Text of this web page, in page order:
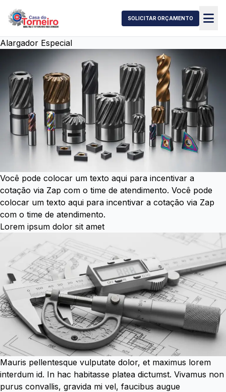
SOLICITAR ORÇAMENTO
Alargador Especial
Você pode colocar um texto aqui para incentivar a
cotação via Zap com o time de atendimento. Você pode
colocar um texto aqui para incentivar a cotação via Zap
com o time de atendimento.
Lorem ipsum dolor sit amet
Mauris pellentesque vulputate dolor, et maximus lorem
interdum id. In hac habitasse platea dictumst. Vivamus non
purus convallis, gravida mi vel, faucibus augue